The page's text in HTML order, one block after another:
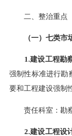
二、 整治重点
（一） 七类市
1.建设工程勘
强制性标准进行勘
要和工程建设强制
责任科室： 勘
2.建设工程设